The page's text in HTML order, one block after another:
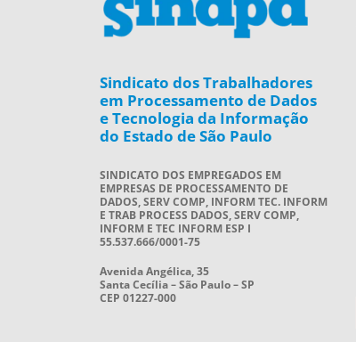
Sindicato dos Trabalhadores
em Processamento de Dados
e Tecnologia da Informação
do Estado de São Paulo
SINDICATO DOS EMPREGADOS EM
EMPRESAS DE PROCESSAMENTO DE
DADOS, SERV COMP, INFORM TEC. INFORM
E TRAB PROCESS DADOS, SERV COMP,
INFORM E TEC INFORM ESP I
55.537.666/0001-75
Avenida Angélica, 35
Santa Cecília – São Paulo – SP
CEP 01227-000